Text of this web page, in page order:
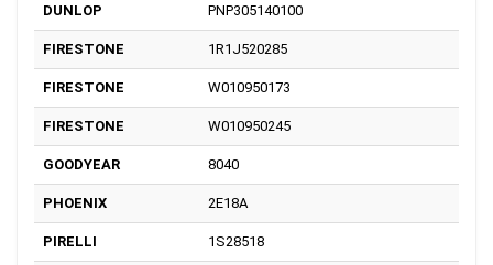
DUNLOP PNP305140100
FIRESTONE 1R1J520285
FIRESTONE W010950173
FIRESTONE W010950245
GOODYEAR 8040
PHOENIX 2E18A
PIRELLI 1S28518